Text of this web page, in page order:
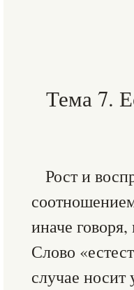
Тема 7.
Рост и
иначе
Слово
случае носит